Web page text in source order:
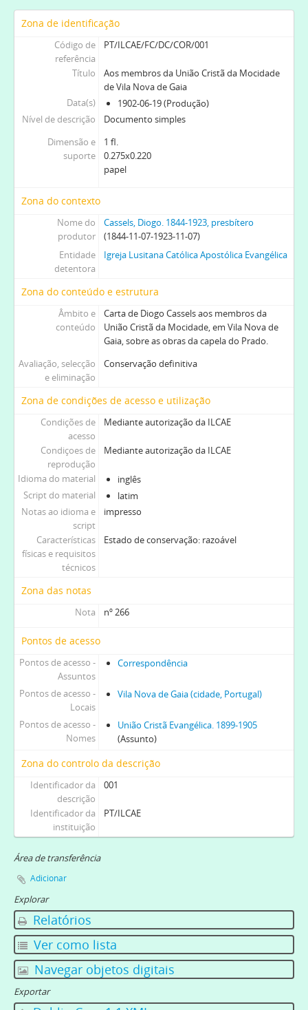
[Série] PO - Prémios oferecidos por Diogo Cassels, 1921-12
[Série] CT - Certidões do testamento de Diogo Cassels, 1924-03-22-1924-11-25
[Secção] MC - Cassels, Margaret Kennedy. 1872-1963, 1887-12-1964-12-31
[Secção] WWC - Cassels, William Wharton. 1858-1925, bispo, 1858-03-11-1925-11-07
[Secção] AC - Cassels, André Boys.1849-1931, 1849-07-1931-12-18
Zona de identificação
Código de
referência
PT/ILCAE/FC/DC/COR/001
Título
Aos membros da União Cristã da Mocidade
de Vila Nova de Gaia
Data(s)
1902-06-19 (Produção)
Nível de descrição
Documento simples
Dimensão e
suporte
1 fl.
0.275x0.220
papel
Zona do contexto
Nome do
produtor
Cassels, Diogo. 1844-1923, presbítero
(1844-11-07-1923-11-07)
Entidade
detentora
Igreja Lusitana Católica Apostólica Evangélica
Zona do conteúdo e estrutura
Âmbito e
conteúdo
Carta de Diogo Cassels aos membros da
União Cristã da Mocidade, em Vila Nova de
Gaia, sobre as obras da capela do Prado.
Avaliação, selecção
e eliminação
Conservação definitiva
Zona de condições de acesso e utilização
Condições de
acesso
Mediante autorização da ILCAE
Condiçoes de
reprodução
Mediante autorização da ILCAE
Idioma do material
inglês
Script do material
latim
Notas ao idioma e
script
impresso
Características
físicas e requisitos
técnicos
Estado de conservação: razoável
Zona das notas
Nota nº 266
Pontos de acesso
Pontos de acesso -
Assuntos
Correspondência
Pontos de acesso -
Locais
Vila Nova de Gaia (cidade, Portugal)
Pontos de acesso -
Nomes
União Cristã Evangélica. 1899-1905
(Assunto)
Zona do controlo da descrição
Identificador da
descrição
001
Identificador da
instituição
PT/ILCAE
Área de transferência
Adicionar
Explorar
Relatórios
Ver como lista
Navegar objetos digitais
Exportar